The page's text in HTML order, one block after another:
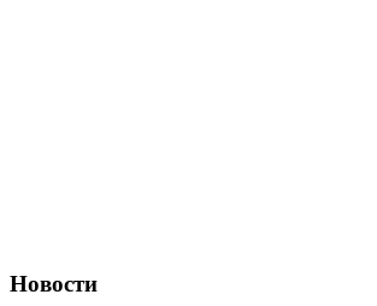
Новости